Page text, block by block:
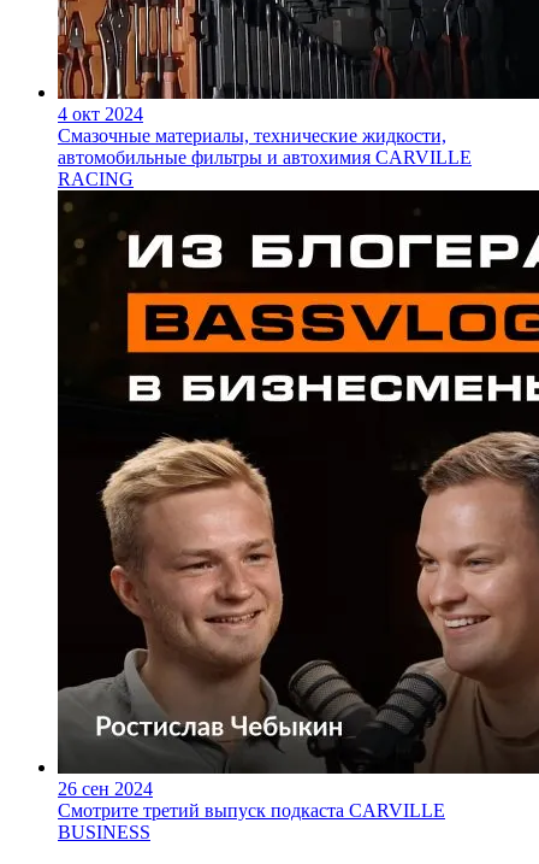
4 окт 2024
Смазочные материалы, технические жидкости,
автомобильные фильтры и автохимия CARVILLE
RACING
26 сен 2024
Смотрите третий выпуск подкаста CARVILLE
BUSINESS